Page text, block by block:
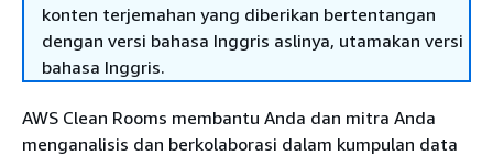
konten terjemahan yang diberikan bertentangan
dengan versi bahasa Inggris aslinya, utamakan versi
bahasa Inggris.
AWS Clean Rooms membantu Anda dan mitra Anda
menganalisis dan berkolaborasi dalam kumpulan data